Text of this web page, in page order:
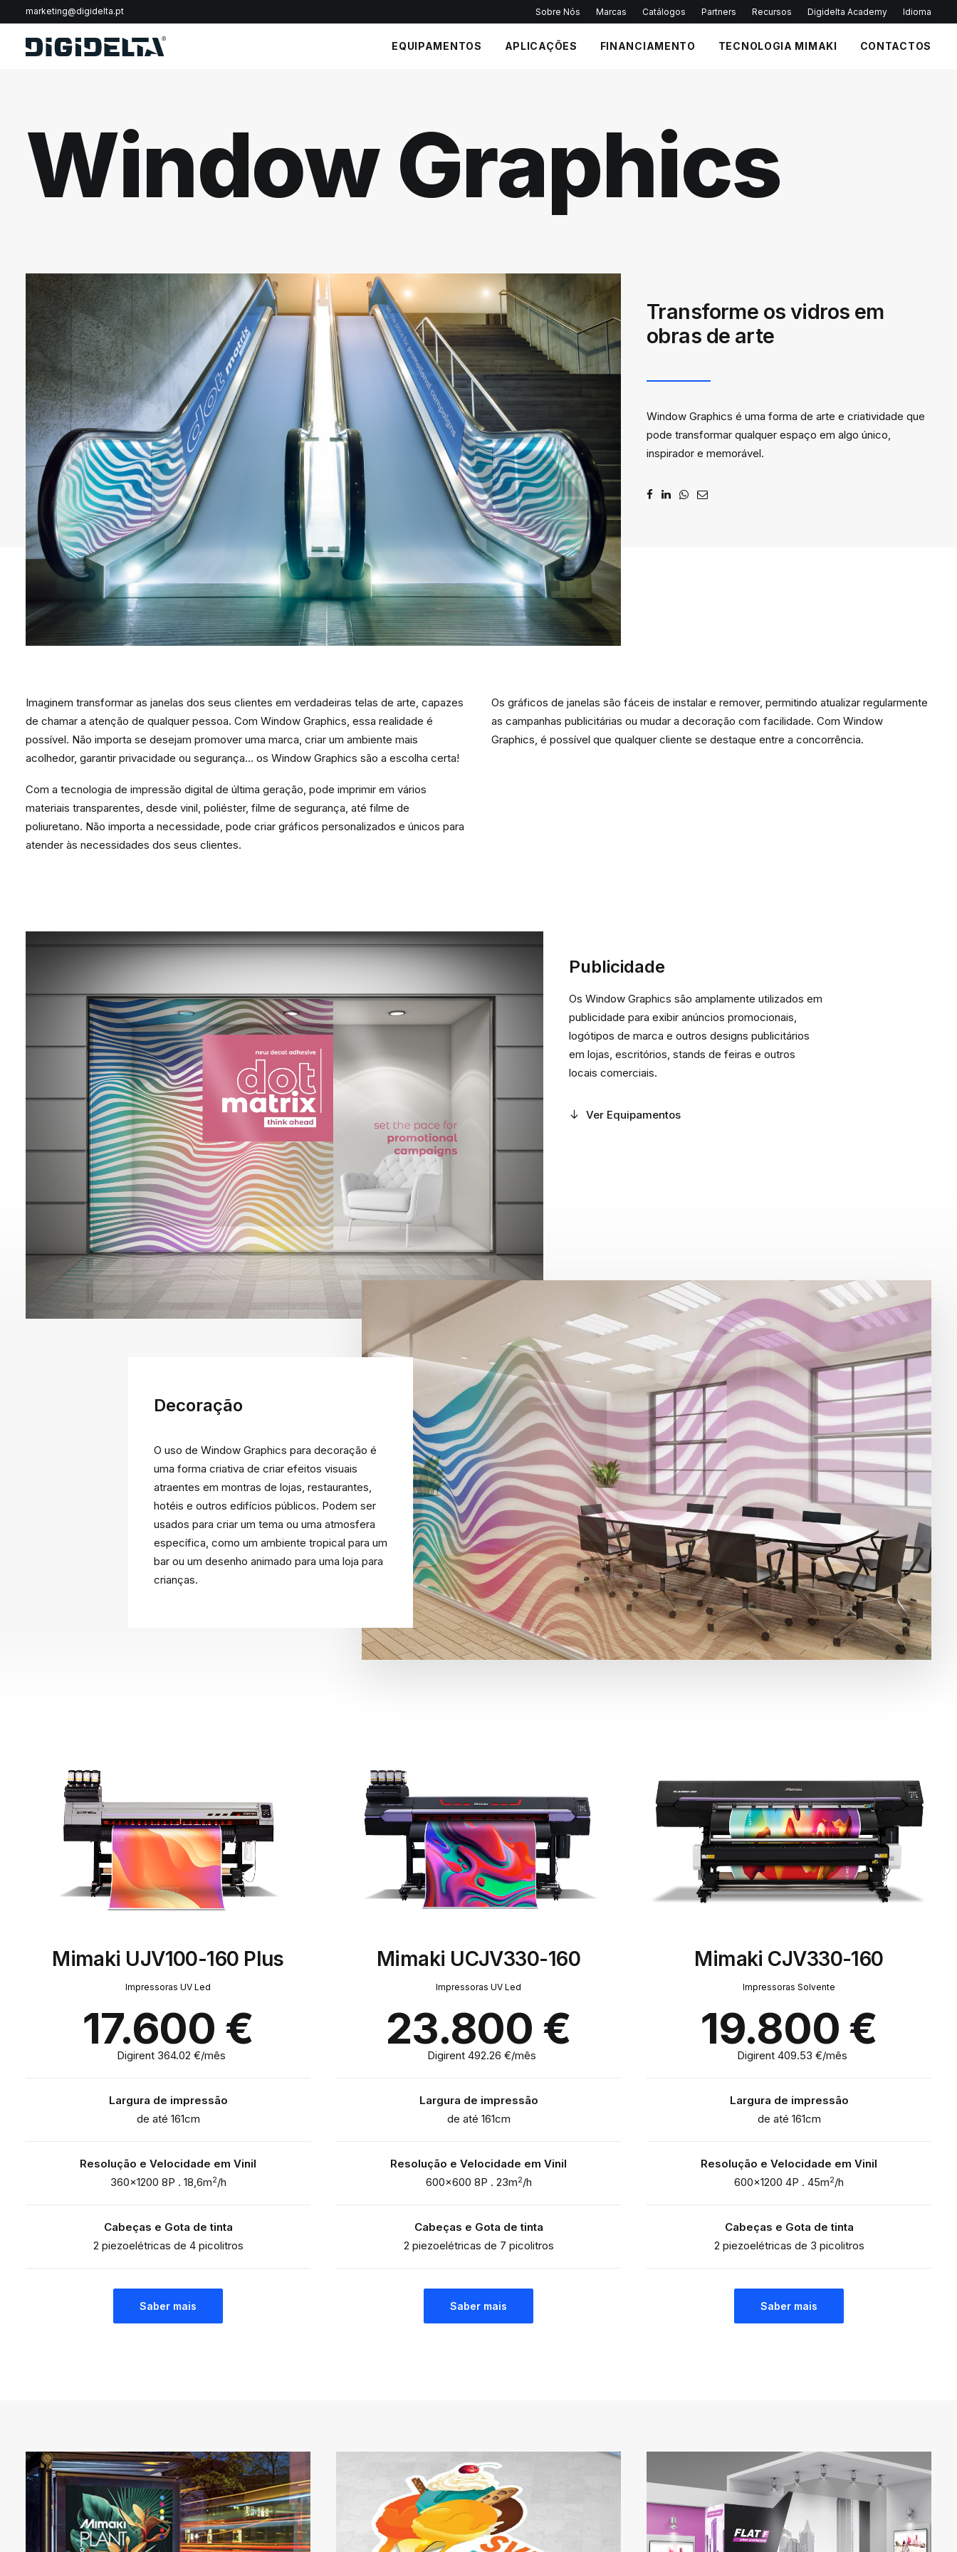
marketing@digidelta.pt Sobre Nós Marcas Catálogos Partners Recursos Digidelta Academy Idioma
EQUIPAMENTOS APLICAÇÕES FINANCIAMENTO TECNOLOGIA MIMAKI CONTACTOS
Window Graphics
Transforme os vidros em
obras de arte
Window Graphics é uma forma de arte e criatividade que
pode transformar qualquer espaço em algo único,
inspirador e memorável.
Imaginem transformar as janelas dos seus clientes em verdadeiras telas de arte, capazes
de chamar a atenção de qualquer pessoa. Com Window Graphics, essa realidade é
possível. Não importa se desejam promover uma marca, criar um ambiente mais
acolhedor, garantir privacidade ou segurança… os Window Graphics são a escolha certa!
Com a tecnologia de impressão digital de última geração, pode imprimir em vários
materiais transparentes, desde vinil, poliéster, filme de segurança, até filme de
poliuretano. Não importa a necessidade, pode criar gráficos personalizados e únicos para
atender às necessidades dos seus clientes.
Os gráficos de janelas são fáceis de instalar e remover, permitindo atualizar regularmente
as campanhas publicitárias ou mudar a decoração com facilidade. Com Window
Graphics, é possível que qualquer cliente se destaque entre a concorrência.
Publicidade
Os Window Graphics são amplamente utilizados em
publicidade para exibir anúncios promocionais,
logótipos de marca e outros designs publicitários
em lojas, escritórios, stands de feiras e outros
locais comerciais.
Ver Equipamentos
Decoração
O uso de Window Graphics para decoração é
uma forma criativa de criar efeitos visuais
atraentes em montras de lojas, restaurantes,
hotéis e outros edifícios públicos. Podem ser
usados para criar um tema ou uma atmosfera
específica, como um ambiente tropical para um
bar ou um desenho animado para uma loja para
crianças.
Mimaki UJV100-160 Plus
Impressoras UV Led
17.600 €
Digirent 364.02 €/mês
Largura de impressão
de até 161cm
Resolução e Velocidade em Vinil
360×1200 8P . 18,6m2/h
Cabeças e Gota de tinta
2 piezoelétricas de 4 picolitros
Saber mais
Mimaki UCJV330-160
Impressoras UV Led
23.800 €
Digirent 492.26 €/mês
Largura de impressão
de até 161cm
Resolução e Velocidade em Vinil
600×600 8P . 23m2/h
Cabeças e Gota de tinta
2 piezoelétricas de 7 picolitros
Saber mais
Mimaki CJV330-160
Impressoras Solvente
19.800 €
Digirent 409.53 €/mês
Largura de impressão
de até 161cm
Resolução e Velocidade em Vinil
600×1200 4P . 45m2/h
Cabeças e Gota de tinta
2 piezoelétricas de 3 picolitros
Saber mais